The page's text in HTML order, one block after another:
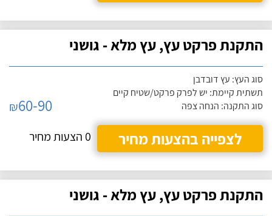
התקנת פרקט עץ, עץ מלא - גושני
סוג העץ: עץ דובדבן
תשתית קיימת: יש לפרק פרקט/שטיח קיים
סוג התקנה: הנחה צפה
₪60-90
לצפייה בהצעות מחיר
0 הצעות מחיר
התקנת פרקט עץ, עץ מלא - גושני